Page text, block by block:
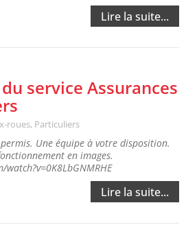
Lire la suite...
service Assurances
roues, Particuliers
Une équipe à votre disposition.
en images.
Lire la suite...